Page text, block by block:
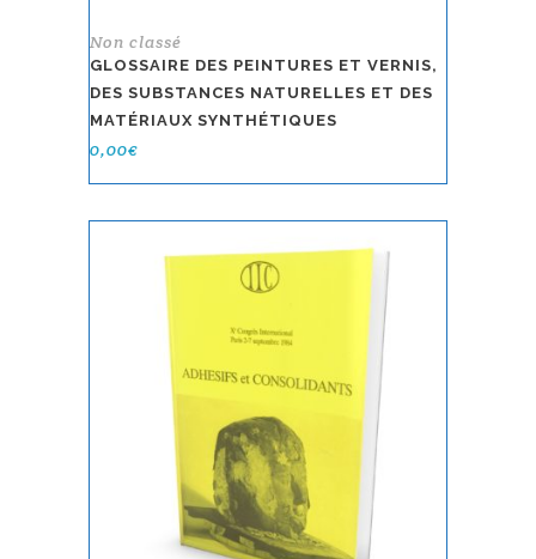
Non classé
GLOSSAIRE DES PEINTURES ET VERNIS,
DES SUBSTANCES NATURELLES ET DES
MATÉRIAUX SYNTHÉTIQUES
0,00€